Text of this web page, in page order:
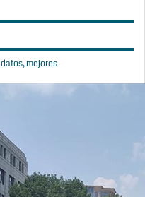
datos, mejores